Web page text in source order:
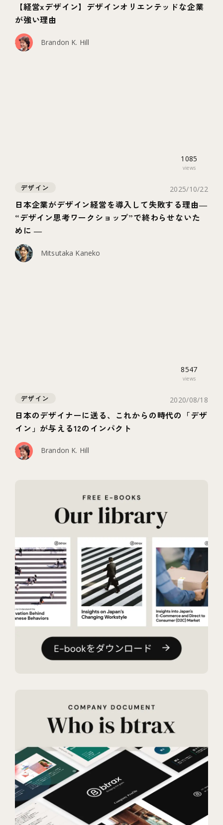
【経営xデザイン】デザインオリエンテッドな企業
が強い理由
Brandon K. Hill
1085
views
デザイン 2025/10/22
日本企業がデザイン経営を導入して失敗する理由―
“デザイン思考ワークショップ”で終わらせないた
めに ―
Mitsutaka Kaneko
8547
views
デザイン 2020/08/18
日本のデザイナーに送る、これからの時代の「デザ
イン」が与える12のインパクト
Brandon K. Hill